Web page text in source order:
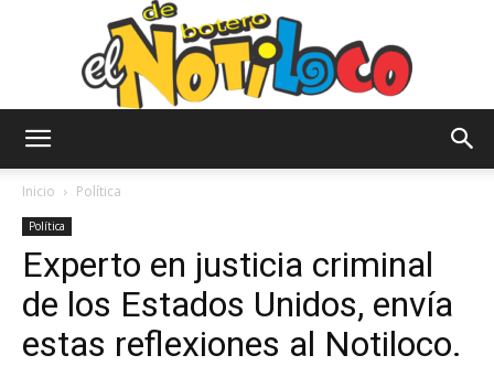
Notiloco
de
Inicio Política
Política
Experto en justicia criminal
de los Estados Unidos, envía
estas reflexiones al Notiloco.